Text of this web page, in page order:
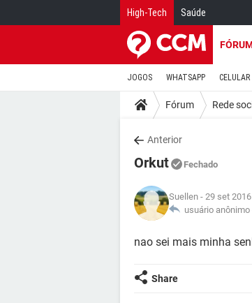
High-Tech Saúde
JOGOS WHATSAPP CELULAR
Fórum Rede
Anterior
Orkut Fechado
Suellen - 29 set
usuário anônimo
nao sei mais minha
Share